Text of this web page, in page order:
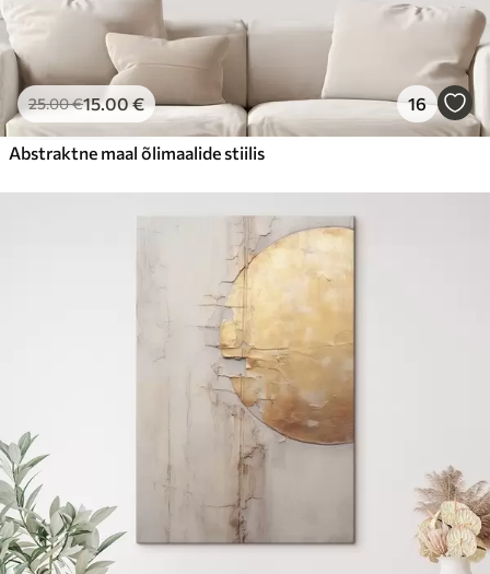
25.00€15.00€ 16
Abstraktne maal õlimaalide stiilis